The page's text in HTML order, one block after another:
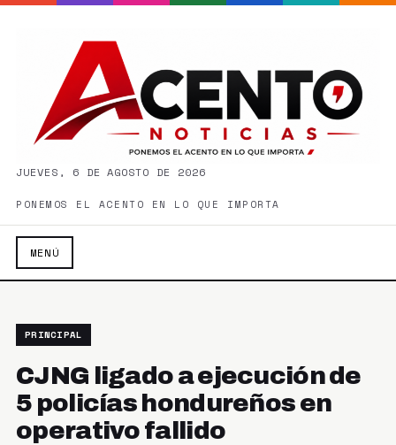
JUEVES, 6 DE AGOSTO DE 2026
PONEMOS EL ACENTO EN LO QUE IMPORTA
MENÚ
PRINCIPAL
CJNG ligado a ejecución de
5 policías hondureños en
operativo fallido